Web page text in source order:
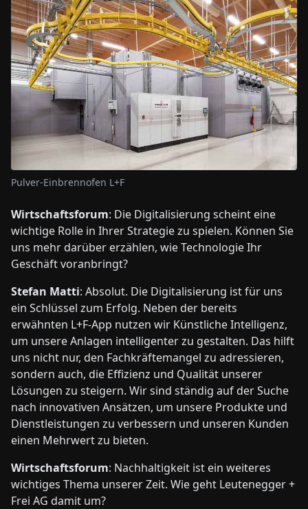
Pulver-Einbrennofen L+F
Wirtschaftsforum: Die Digitalisierung scheint eine
wichtige Rolle in Ihrer Strategie zu spielen. Können Sie
uns mehr darüber erzählen, wie Technologie Ihr
Geschäft voranbringt?
Stefan Matti: Absolut. Die Digitalisierung ist für uns
ein Schlüssel zum Erfolg. Neben der bereits
erwähnten L+F-App nutzen wir Künstliche Intelligenz,
um unsere Anlagen intelligenter zu gestalten. Das hilft
uns nicht nur, den Fachkräftemangel zu adressieren,
sondern auch, die Effizienz und Qualität unserer
Lösungen zu steigern. Wir sind ständig auf der Suche
nach innovativen Ansätzen, um unsere Produkte und
Dienstleistungen zu verbessern und unseren Kunden
einen Mehrwert zu bieten.
Wirtschaftsforum: Nachhaltigkeit ist ein weiteres
wichtiges Thema unserer Zeit. Wie geht Leutenegger +
Frei AG damit um?